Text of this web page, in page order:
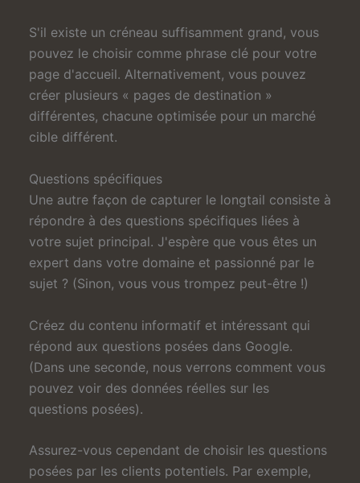
S'il existe un créneau suffisamment grand, vous
pouvez le choisir comme phrase clé pour votre
page d'accueil. Alternativement, vous pouvez
créer plusieurs « pages de destination »
différentes, chacune optimisée pour un marché
cible différent.
Questions spécifiques
Une autre façon de capturer le longtail consiste à
répondre à des questions spécifiques liées à
votre sujet principal. J'espère que vous êtes un
expert dans votre domaine et passionné par le
sujet ? (Sinon, vous vous trompez peut-être !)
Créez du contenu informatif et intéressant qui
répond aux questions posées dans Google.
(Dans une seconde, nous verrons comment vous
pouvez voir des données réelles sur les
questions posées).
Assurez-vous cependant de choisir les questions
posées par les clients potentiels. Par exemple,